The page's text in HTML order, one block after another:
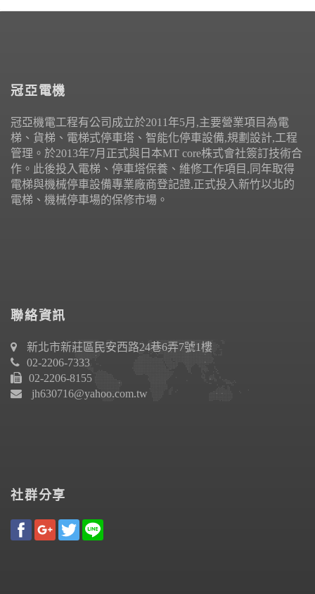
冠亞電機
冠亞機電工程有公司成立於2011年5月,主要營業項目為電
梯、貨梯、電梯式停車塔、智能化停車設備,規劃設計,工程
管理。於2013年7月正式與日本MT core株式會社簽訂技術合
作。此後投入電梯、停車塔保養、維修工作項目,同年取得
電梯與機械停車設備專業廠商登記證,正式投入新竹以北的
電梯、機械停車場的保修市場。
聯絡資訊
新北市新莊區民安西路24巷6弄7號1樓
02-2206-7333
02-2206-8155
jh630716@yahoo.com.tw
社群分享